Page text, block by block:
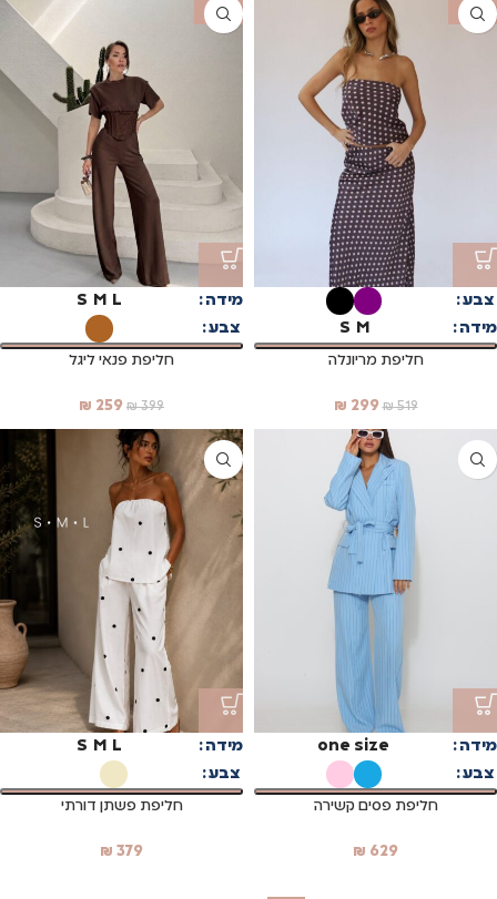
SALE
צבע
מידה
M
S
חליפת מריונלה
₪519
₪ 299
SALE
מידה L
M
S
צבע
חליפת פנאי ליגל
₪399
₪ 259
מידה
one size
צבע
חליפת פסים קשירה
₪ 629
מידה L
M
S
צבע
חליפת פשתן דורתי
₪ 379